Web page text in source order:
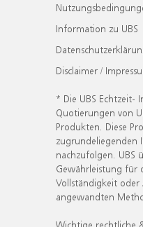
Information zu UBS
Disclaimer /
* Die UBS Echtzeit-
Quotierungen von
Produkten. Diese
zugrundeliegenden
nachzufolgen. UBS
Gewährleistung für
Vollständigkeit oder
angewandten